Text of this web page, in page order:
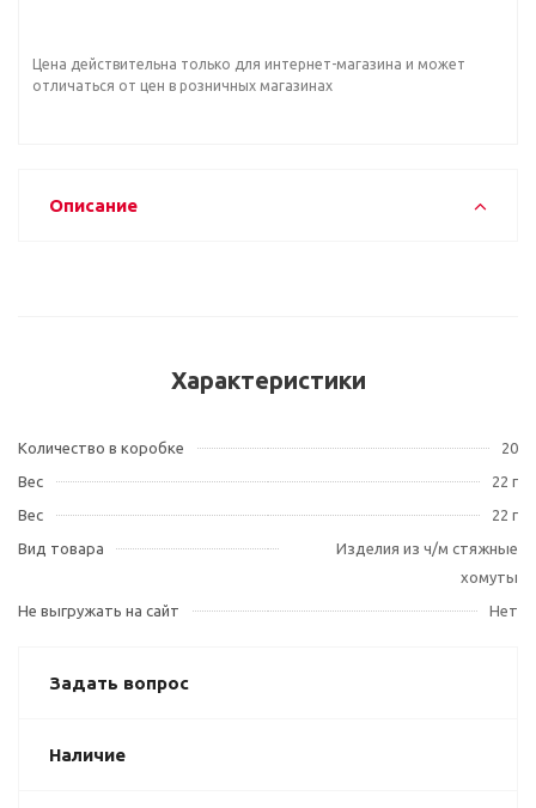
Цена действительна только для интернет-магазина и может
отличаться от цен в розничных магазинах
Описание
Характеристики
Количество в коробке
20
Вес
22 г
Вес
22 г
Вид товара
Изделия из ч/м стяжные
хомуты
Не выгружать на сайт
Нет
Задать вопрос
Наличие